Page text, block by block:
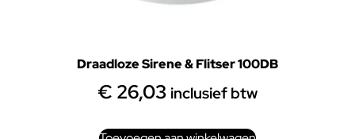
Draadloze Sirene & Flitser 100DB
€ 26,03 inclusief btw